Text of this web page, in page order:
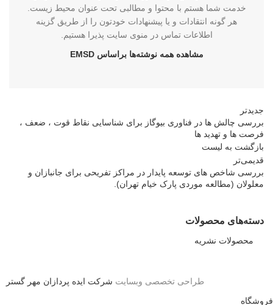
خدمت شما هستم با محتوا و مطالبی تحت عنوان محیط زیست.
هر گونه انتقادات و یا پیشنهادات خودتون را از طریق گزینه
اطلاعات تماس در منوی سایت پذیرا هستیم.
مشاهده همه نوشته‌ها براساس EMSD
جدیدتر
بررسی چالش ها در فناوری بیوگاز برای شناسایی نقاط قوت ، ضعف ،
فرصت ها و تهدید ها
بازگشت بە لیست
قدیمی‌تر
بررسی شاخص های توسعه پایدار در مراکز تفریحی برای جانبازان و
معلولان (مطالعه موردی پارک خیام تهران).
دسته‌های محصولات
محصولات نشریه
طراحی تخصصی وبسایت شرکت ایده پردازان مهر گستر
فروشگاه